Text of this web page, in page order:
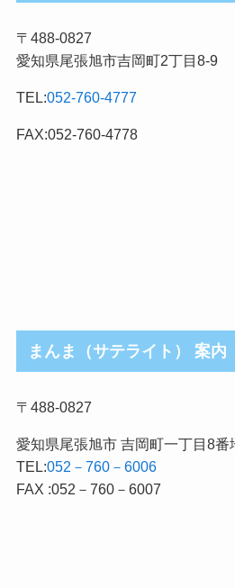
事
カ
ゴ
リ
〒488-0827
愛知県尾張旭市吉岡町2丁目8-9
TEL:052-760-4777
FAX:052-760-4778
まんま（サテライト） 案内
〒488-0827
愛知県尾張旭市 吉岡町一丁目8番
TEL:052－760－6006
FAX :052－760－6007